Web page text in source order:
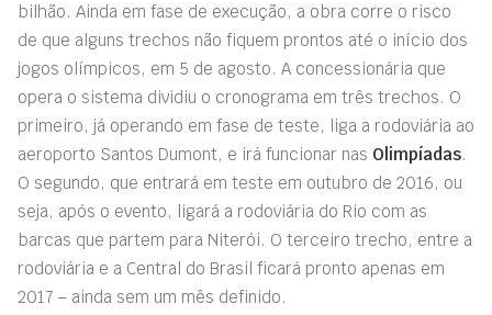
bilhão. Ainda em fase de execução, a obra corre o risco
de que alguns trechos não fiquem prontos até o início dos
jogos olímpicos, em 5 de agosto. A concessionária que
opera o sistema dividiu o cronograma em três trechos. O
primeiro, já operando em fase de teste, liga a rodoviária ao
aeroporto Santos Dumont, e irá funcionar nas Olimpíadas.
O segundo, que entrará em teste em outubro de 2016, ou
seja, após o evento, ligará a rodoviária do Rio com as
barcas que partem para Niterói. O terceiro trecho, entre a
rodoviária e a Central do Brasil ficará pronto apenas em
2017 – ainda sem um mês definido.